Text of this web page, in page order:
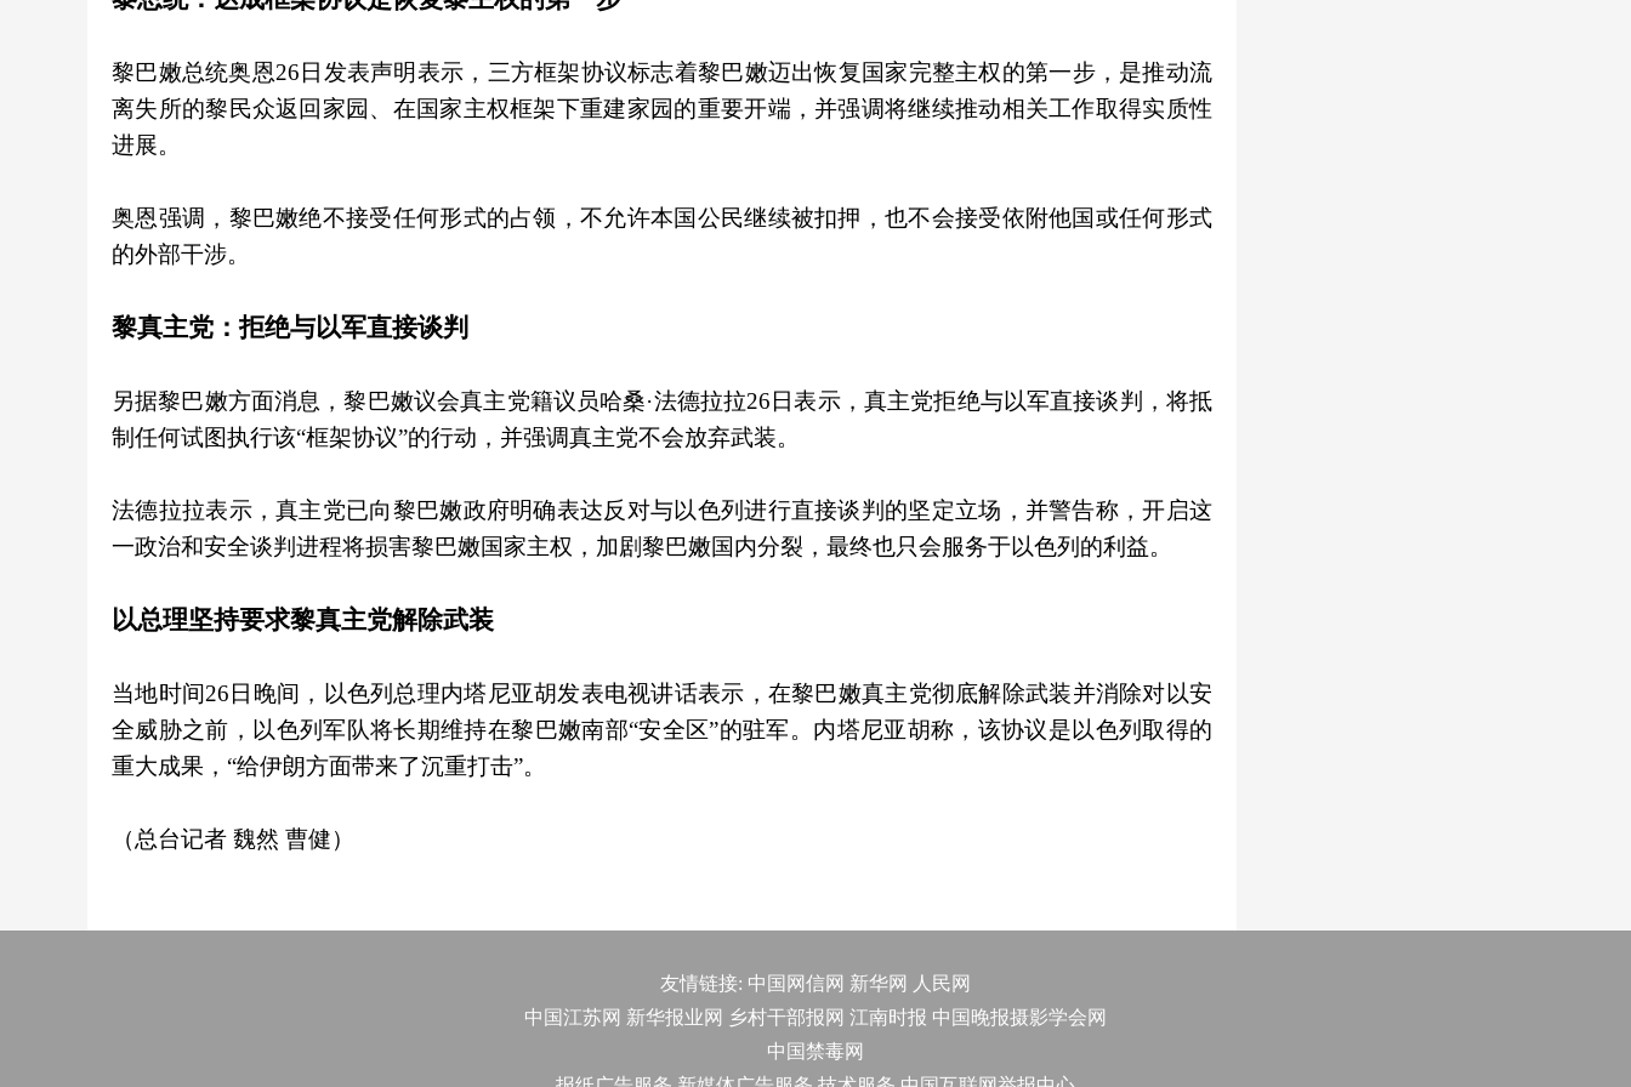
黎巴嫩总统奥恩26日发表声明表示，三方框架协议标志着黎巴嫩迈出恢复国家完整主权的第一步，是推动流
离失所的黎民众返回家园、在国家主权框架下重建家园的重要开端，并强调将继续推动相关工作取得实质性
进展。
奥恩强调，黎巴嫩绝不接受任何形式的占领，不允许本国公民继续被扣押，也不会接受依附他国或任何形式
的外部干涉。
黎真主党：拒绝与以军直接谈判
另据黎巴嫩方面消息，黎巴嫩议会真主党籍议员哈桑·法德拉拉26日表示，真主党拒绝与以军直接谈判，将抵
制任何试图执行该“框架协议”的行动，并强调真主党不会放弃武装。
法德拉拉表示，真主党已向黎巴嫩政府明确表达反对与以色列进行直接谈判的坚定立场，并警告称，开启这
一政治和安全谈判进程将损害黎巴嫩国家主权，加剧黎巴嫩国内分裂，最终也只会服务于以色列的利益。
以总理坚持要求黎真主党解除武装
当地时间26日晚间，以色列总理内塔尼亚胡发表电视讲话表示，在黎巴嫩真主党彻底解除武装并消除对以安
全威胁之前，以色列军队将长期维持在黎巴嫩南部“安全区”的驻军。内塔尼亚胡称，该协议是以色列取得的
重大成果，“给伊朗方面带来了沉重打击”。
（总台记者 魏然 曹健）
友情链接: 中国网信网 新华网
人民网
中国江苏网 新华报业网 乡村干部报网 江南时报 中国晚报摄影学会网
中国禁毒网